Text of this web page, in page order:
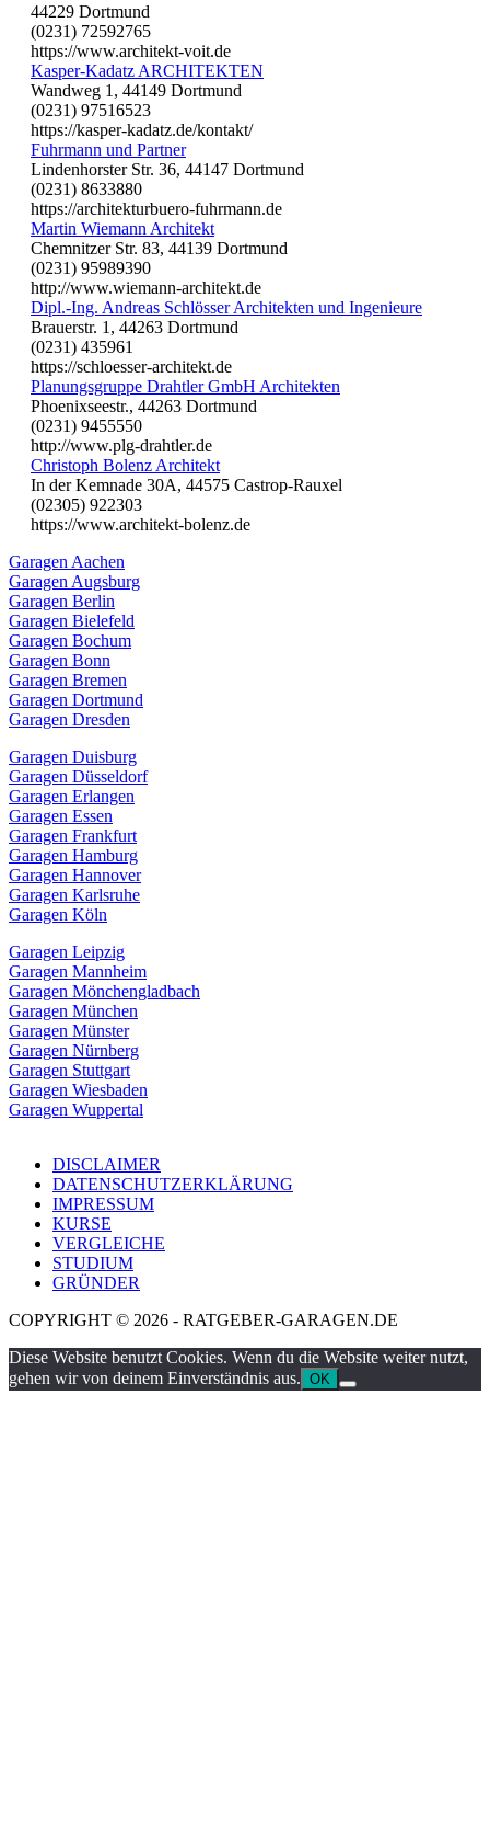
44229 Dortmund
(0231) 72592765
https://www.architekt-voit.de
Kasper-Kadatz ARCHITEKTEN
Wandweg 1, 44149 Dortmund
(0231) 97516523
https://kasper-kadatz.de/kontakt/
Fuhrmann und Partner
Lindenhorster Str. 36, 44147 Dortmund
(0231) 8633880
https://architekturbuero-fuhrmann.de
Martin Wiemann Architekt
Chemnitzer Str. 83, 44139 Dortmund
(0231) 95989390
http://www.wiemann-architekt.de
Dipl.-Ing. Andreas Schlösser Architekten und Ingenieure
Brauerstr. 1, 44263 Dortmund
(0231) 435961
https://schloesser-architekt.de
Planungsgruppe Drahtler GmbH Architekten
Phoenixseestr., 44263 Dortmund
(0231) 9455550
http://www.plg-drahtler.de
Christoph Bolenz Architekt
In der Kemnade 30A, 44575 Castrop-Rauxel
(02305) 922303
https://www.architekt-bolenz.de
Garagen Aachen
Garagen Augsburg
Garagen Berlin
Garagen Bielefeld
Garagen Bochum
Garagen Bonn
Garagen Bremen
Garagen Dortmund
Garagen Dresden
Garagen Duisburg
Garagen Düsseldorf
Garagen Erlangen
Garagen Essen
Garagen Frankfurt
Garagen Hamburg
Garagen Hannover
Garagen Karlsruhe
Garagen Köln
Garagen Leipzig
Garagen Mannheim
Garagen Mönchengladbach
Garagen München
Garagen Münster
Garagen Nürnberg
Garagen Stuttgart
Garagen Wiesbaden
Garagen Wuppertal
DISCLAIMER
DATENSCHUTZERKLÄRUNG
IMPRESSUM
KURSE
VERGLEICHE
STUDIUM
GRÜNDER
COPYRIGHT © 2026 - RATGEBER-GARAGEN.DE
Diese Website benutzt Cookies. Wenn du die Website weiter nutzt,
gehen wir von deinem Einverständnis aus. OK